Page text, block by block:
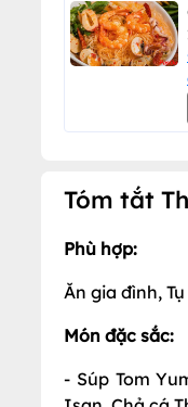
Tóm tắt
Phù hợp:
Ăn gia đình,
Món đặc sắc:
- Súp Tom